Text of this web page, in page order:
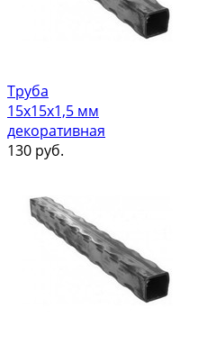
Труба
15х15х1,5 мм
декоративная
130 руб.